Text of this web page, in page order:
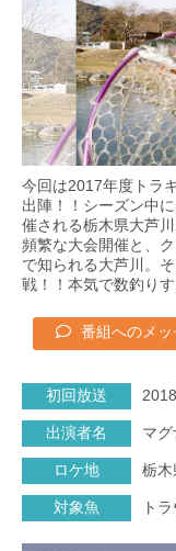
今回は2017年度トラ
出陣！！シーズン中
催される栃木県大芦
頻繁な大会開催と、
で知られる大芦川。
戦！！本気で数釣り
番組へのメッ
初回放送
出演者名 マグ
ロケ地 栃木
対象魚 ト